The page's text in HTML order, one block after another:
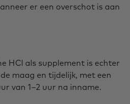
er een overschot is aan
HCl als supplement is echter
maag en tijdelijk, met een
van 1–2 uur na inname.